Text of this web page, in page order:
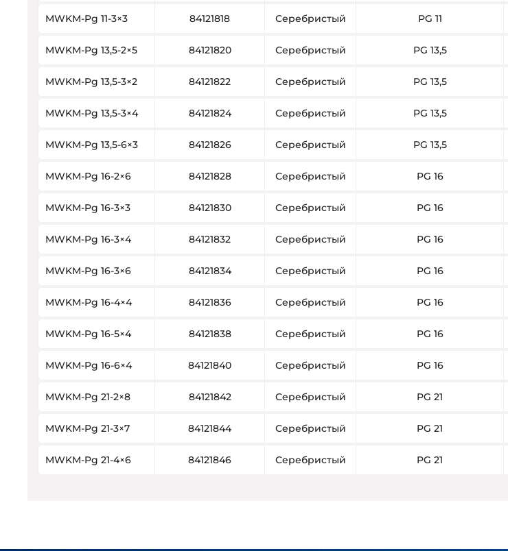
MWKM-Pg 11-3×3 84121818 Серебристый PG 11
MWKM-Pg 13,5-2×5 84121820 Серебристый PG 13,5
MWKM-Pg 13,5-3×2 84121822 Серебристый PG 13,5
MWKM-Pg 13,5-3×4 84121824 Серебристый PG 13,5
MWKM-Pg 13,5-6×3 84121826 Серебристый PG 13,5
MWKM-Pg 16-2×6 84121828 Серебристый PG 16
MWKM-Pg 16-3×3 84121830 Серебристый PG 16
MWKM-Pg 16-3×4 84121832 Серебристый PG 16
MWKM-Pg 16-3×6 84121834 Серебристый PG 16
MWKM-Pg 16-4×4 84121836 Серебристый PG 16
MWKM-Pg 16-5×4 84121838 Серебристый PG 16
MWKM-Pg 16-6×4 84121840 Серебристый PG 16
MWKM-Pg 21-2×8 84121842 Серебристый PG 21
MWKM-Pg 21-3×7 84121844 Серебристый PG 21
MWKM-Pg 21-4×6 84121846 Серебристый PG 21